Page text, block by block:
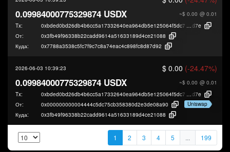
~$ 0.00 @ 0.01
0.09984000775329874 USDX
Tx: 0xbded0bd26db4b6cc5a17332640ea964db5e125064f5dc78bcab520283c2c9
d7e
От:
0x3fb49f96338b22cadd9614a51633189d4ce21088
Куда:
0x7788a3538c5fc7f9c7c8a74eac4c898fc8d87d92
2026-06-03 10:39:23 $ 0.00 (-24.47%)
~$ 0.00 @ 0.01
0.09984000775329874 USDX
Tx: 0xbded0bd26db4b6cc5a17332640ea964db5e125064f5dc78bcab520283c2c9
d7e
От:
0x000000000004444c5dc75cb358380d2e3de08a90
Uniswap
Куда:
0x3fb49f96338b22cadd9614a51633189d4ce21088
1 2 3 4 5 ... 199